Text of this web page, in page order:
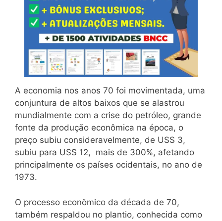
A economia nos anos 70 foi movimentada, uma
conjuntura de altos baixos que se alastrou
mundialmente com a crise do petróleo, grande
fonte da produção econômica na época, o
preço subiu consideravelmente, de USS 3,
subiu para USS 12, mais de 300%, afetando
principalmente os países ocidentais, no ano de
1973.
O processo econômico da década de 70,
também respaldou no plantio, conhecida como